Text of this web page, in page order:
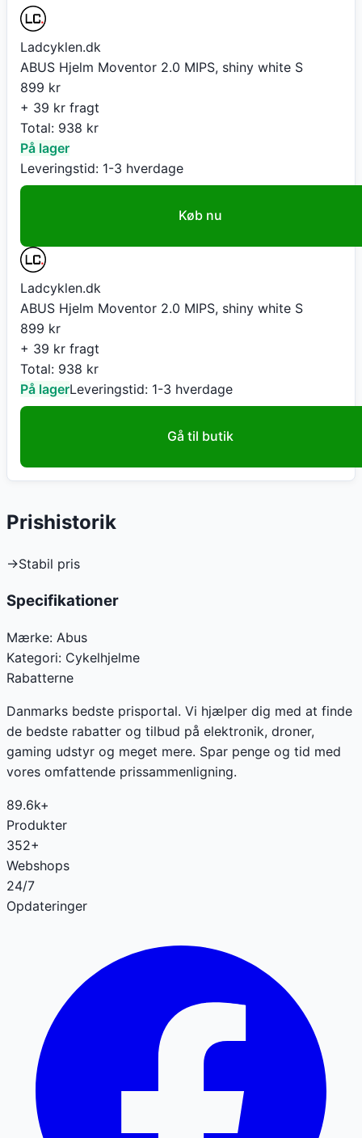
Ladcyklen.dk
ABUS Hjelm Moventor 2.0 MIPS, shiny white S
899 kr
+ 39 kr fragt
Total: 938 kr
På lager
Leveringstid: 1-3 hverdage
Køb nu
Ladcyklen.dk
ABUS Hjelm Moventor 2.0 MIPS, shiny white S
899 kr
+ 39 kr fragt
Total: 938 kr
På lagerLeveringstid: 1-3 hverdage
Gå til butik
Prishistorik
→Stabil pris
Specifikationer
Mærke: Abus
Kategori: Cykelhjelme
Rabatterne
Danmarks bedste prisportal. Vi hjælper dig med at finde
de bedste rabatter og tilbud på elektronik, droner,
gaming udstyr og meget mere. Spar penge og tid med
vores omfattende prissammenligning.
89.6k+
Produkter
352+
Webshops
24/7
Opdateringer